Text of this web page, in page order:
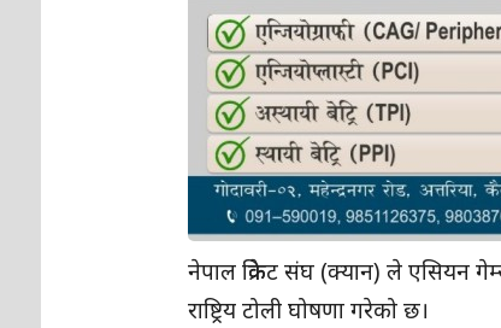
नेपाल क्रिकेट संघ (क्यान) ले एसियन
राष्ट्रिय टोली घोषणा गरेको छ।